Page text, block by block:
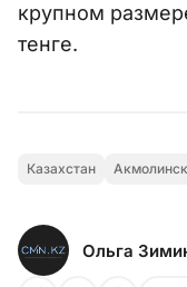
крупном
тенге.
Казахстан
Ольга